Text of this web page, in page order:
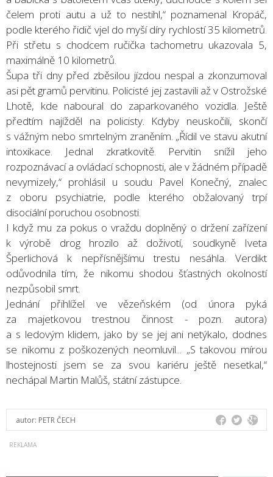
čelem proti autu a už to nestihl,“ poznamenal Kropáč,
podle kterého řidič vjel do myší díry rychlostí 35 kilometrů.
Při střetu s chodcem ručička tachometru ukazovala 5,
maximálně 10 kilometrů.
Šupa tři dny před zběsilou jízdou nespal a zkonzumoval
asi pět gramů pervitinu. Policisté jej zastavili až v Ostrožské
Lhotě, kde naboural do zaparkovaného vozidla. Ještě
předtím najížděl na policisty. Kdyby neuskočili, skončí
s vážným nebo smrtelným zraněním. „Řídil ve stavu akutní
intoxikace. Jednal zkratkovitě. Pervitin snížil jeho
rozpoznávací a ovládací schopnosti, ale v žádném případě
nevymizely,“ prohlásil u soudu Pavel Konečný, znalec
z oboru psychiatrie, podle kterého obžalovaný trpí
disociální poruchou osobnosti.
I když mu za pokus o vraždu doplněný o držení zařízení
k výrobě drog hrozilo až doživotí, soudkyně Iveta
Šperlichová k nepřísnějšímu trestu nesáhla. Verdikt
odůvodnila tím, že nikomu shodou šťastných okolností
nezpůsobil smrt.
Jednání přihlížel ve vězeňském (od února pyká
za majetkovou trestnou činnost - pozn. autora)
a s ledovým klidem, jako by se jej ani netýkalo, dodnes
se nikomu z poškozených neomluvil... „S takovou mírou
lhostejnosti jsem se za svou kariéru ještě nesetkal,“
nechápal Martin Malůš, státní zástupce.
autor: PETR ČECH